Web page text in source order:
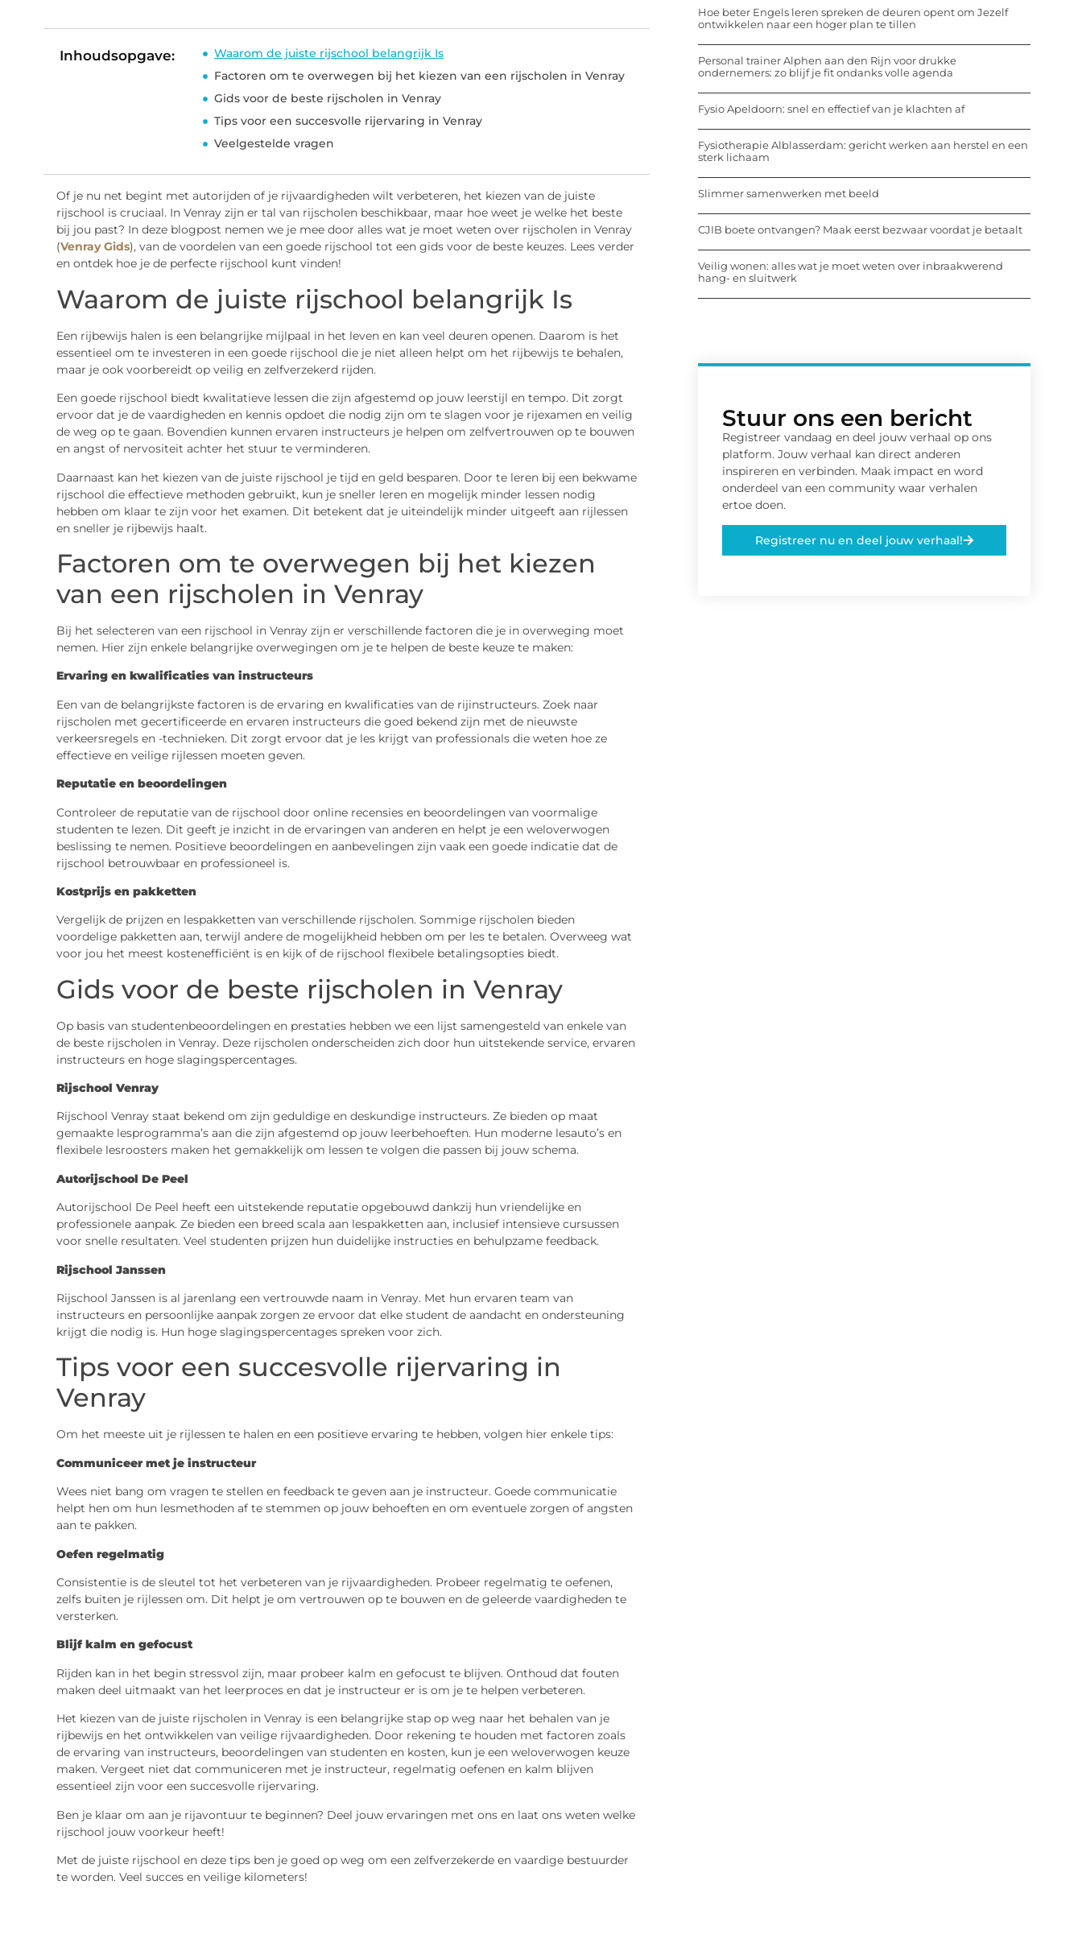
Inhoudsopgave:
Waarom de juiste rijschool belangrijk Is
Factoren om te overwegen bij het kiezen van een rijscholen in Venray
Gids voor de beste rijscholen in Venray
Tips voor een succesvolle rijervaring in Venray
Veelgestelde vragen
Of je nu net begint met autorijden of je rijvaardigheden wilt verbeteren, het kiezen van de juiste
rijschool is cruciaal. In Venray zijn er tal van rijscholen beschikbaar, maar hoe weet je welke het beste
bij jou past? In deze blogpost nemen we je mee door alles wat je moet weten over rijscholen in Venray
(Venray Gids), van de voordelen van een goede rijschool tot een gids voor de beste keuzes. Lees verder
en ontdek hoe je de perfecte rijschool kunt vinden!
Waarom de juiste rijschool belangrijk Is
Een rijbewijs halen is een belangrijke mijlpaal in het leven en kan veel deuren openen. Daarom is het
essentieel om te investeren in een goede rijschool die je niet alleen helpt om het rijbewijs te behalen,
maar je ook voorbereidt op veilig en zelfverzekerd rijden.
Een goede rijschool biedt kwalitatieve lessen die zijn afgestemd op jouw leerstijl en tempo. Dit zorgt
ervoor dat je de vaardigheden en kennis opdoet die nodig zijn om te slagen voor je rijexamen en veilig
de weg op te gaan. Bovendien kunnen ervaren instructeurs je helpen om zelfvertrouwen op te bouwen
en angst of nervositeit achter het stuur te verminderen.
Daarnaast kan het kiezen van de juiste rijschool je tijd en geld besparen. Door te leren bij een bekwame
rijschool die effectieve methoden gebruikt, kun je sneller leren en mogelijk minder lessen nodig
hebben om klaar te zijn voor het examen. Dit betekent dat je uiteindelijk minder uitgeeft aan rijlessen
en sneller je rijbewijs haalt.
Factoren om te overwegen bij het kiezen
van een rijscholen in Venray
Bij het selecteren van een rijschool in Venray zijn er verschillende factoren die je in overweging moet
nemen. Hier zijn enkele belangrijke overwegingen om je te helpen de beste keuze te maken:
Ervaring en kwalificaties van instructeurs
Een van de belangrijkste factoren is de ervaring en kwalificaties van de rijinstructeurs. Zoek naar
rijscholen met gecertificeerde en ervaren instructeurs die goed bekend zijn met de nieuwste
verkeersregels en -technieken. Dit zorgt ervoor dat je les krijgt van professionals die weten hoe ze
effectieve en veilige rijlessen moeten geven.
Reputatie en beoordelingen
Controleer de reputatie van de rijschool door online recensies en beoordelingen van voormalige
studenten te lezen. Dit geeft je inzicht in de ervaringen van anderen en helpt je een weloverwogen
beslissing te nemen. Positieve beoordelingen en aanbevelingen zijn vaak een goede indicatie dat de
rijschool betrouwbaar en professioneel is.
Kostprijs en pakketten
Vergelijk de prijzen en lespakketten van verschillende rijscholen. Sommige rijscholen bieden
voordelige pakketten aan, terwijl andere de mogelijkheid hebben om per les te betalen. Overweeg wat
voor jou het meest kostenefficiënt is en kijk of de rijschool flexibele betalingsopties biedt.
Gids voor de beste rijscholen in Venray
Op basis van studentenbeoordelingen en prestaties hebben we een lijst samengesteld van enkele van
de beste rijscholen in Venray. Deze rijscholen onderscheiden zich door hun uitstekende service, ervaren
instructeurs en hoge slagingspercentages.
Rijschool Venray
Rijschool Venray staat bekend om zijn geduldige en deskundige instructeurs. Ze bieden op maat
gemaakte lesprogramma’s aan die zijn afgestemd op jouw leerbehoeften. Hun moderne lesauto’s en
flexibele lesroosters maken het gemakkelijk om lessen te volgen die passen bij jouw schema.
Autorijschool De Peel
Autorijschool De Peel heeft een uitstekende reputatie opgebouwd dankzij hun vriendelijke en
professionele aanpak. Ze bieden een breed scala aan lespakketten aan, inclusief intensieve cursussen
voor snelle resultaten. Veel studenten prijzen hun duidelijke instructies en behulpzame feedback.
Rijschool Janssen
Rijschool Janssen is al jarenlang een vertrouwde naam in Venray. Met hun ervaren team van
instructeurs en persoonlijke aanpak zorgen ze ervoor dat elke student de aandacht en ondersteuning
krijgt die nodig is. Hun hoge slagingspercentages spreken voor zich.
Tips voor een succesvolle rijervaring in
Venray
Om het meeste uit je rijlessen te halen en een positieve ervaring te hebben, volgen hier enkele tips:
Communiceer met je instructeur
Wees niet bang om vragen te stellen en feedback te geven aan je instructeur. Goede communicatie
helpt hen om hun lesmethoden af te stemmen op jouw behoeften en om eventuele zorgen of angsten
aan te pakken.
Oefen regelmatig
Consistentie is de sleutel tot het verbeteren van je rijvaardigheden. Probeer regelmatig te oefenen,
zelfs buiten je rijlessen om. Dit helpt je om vertrouwen op te bouwen en de geleerde vaardigheden te
versterken.
Blijf kalm en gefocust
Rijden kan in het begin stressvol zijn, maar probeer kalm en gefocust te blijven. Onthoud dat fouten
maken deel uitmaakt van het leerproces en dat je instructeur er is om je te helpen verbeteren.
Het kiezen van de juiste rijscholen in Venray is een belangrijke stap op weg naar het behalen van je
rijbewijs en het ontwikkelen van veilige rijvaardigheden. Door rekening te houden met factoren zoals
de ervaring van instructeurs, beoordelingen van studenten en kosten, kun je een weloverwogen keuze
maken. Vergeet niet dat communiceren met je instructeur, regelmatig oefenen en kalm blijven
essentieel zijn voor een succesvolle rijervaring.
Ben je klaar om aan je rijavontuur te beginnen? Deel jouw ervaringen met ons en laat ons weten welke
rijschool jouw voorkeur heeft!
Met de juiste rijschool en deze tips ben je goed op weg om een zelfverzekerde en vaardige bestuurder
te worden. Veel succes en veilige kilometers!
Hoe beter Engels leren spreken de deuren opent om Jezelf
ontwikkelen naar een hoger plan te tillen
Personal trainer Alphen aan den Rijn voor drukke
ondernemers: zo blijf je fit ondanks volle agenda
Fysio Apeldoorn: snel en effectief van je klachten af
Fysiotherapie Alblasserdam: gericht werken aan herstel en een
sterk lichaam
Slimmer samenwerken met beeld
CJIB boete ontvangen? Maak eerst bezwaar voordat je betaalt
Veilig wonen: alles wat je moet weten over inbraakwerend
hang- en sluitwerk
Stuur ons een bericht
Registreer vandaag en deel jouw verhaal op ons
platform. Jouw verhaal kan direct anderen
inspireren en verbinden. Maak impact en word
onderdeel van een community waar verhalen
ertoe doen.
Registreer nu en deel jouw verhaal!